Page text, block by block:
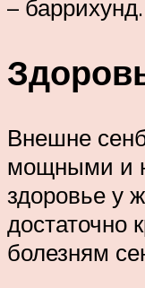
– баррихунд.
Внешне
мощными и
здоровье у
достаточно
болезням